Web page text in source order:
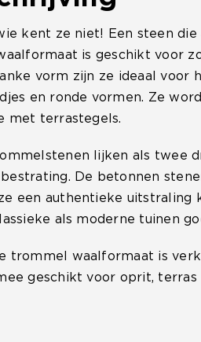
kent ze niet! Een steen
is geschikt voor
vorm zijn ze ideaal voor
en ronde vormen. Ze
met terrastegels.
lijken als twee
De betonnen
een authentieke uitstraling
als moderne tuinen
trommel waalformaat is
geschikt voor oprit, terras